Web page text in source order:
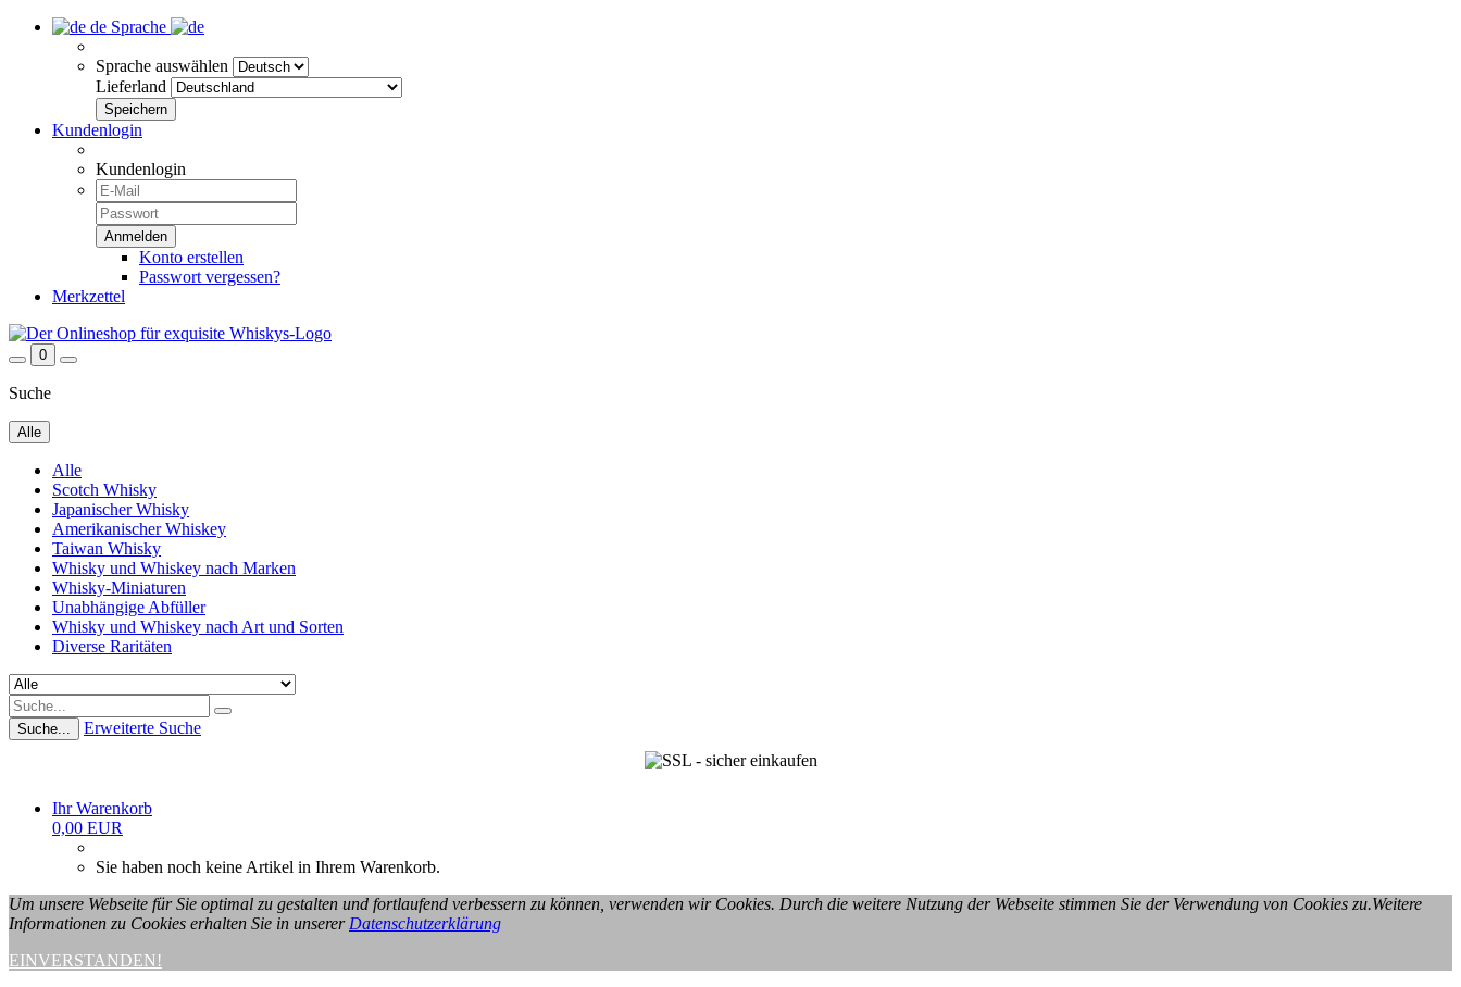
de Sprache
Sprache auswählen
Lieferland
Kundenlogin
Kundenlogin
Konto erstellen
Passwort vergessen?
Merkzettel
0
Suche
Alle
Alle
Scotch Whisky
Japanischer Whisky
Amerikanischer Whiskey
Taiwan Whisky
Whisky und Whiskey nach Marken
Whisky-Miniaturen
Unabhängige Abfüller
Whisky und Whiskey nach Art und Sorten
Diverse Raritäten
Suche... Erweiterte Suche
Ihr Warenkorb
0,00 EUR
Sie haben noch keine Artikel in Ihrem Warenkorb.
Um unsere Webseite für Sie optimal zu gestalten und fortlaufend verbessern zu können, verwenden wir Cookies. Durch die weitere Nutzung der Webseite stimmen Sie der Verwendung von Cookies zu.Weitere
Informationen zu Cookies erhalten Sie in unserer Datenschutzerklärung
EINVERSTANDEN!